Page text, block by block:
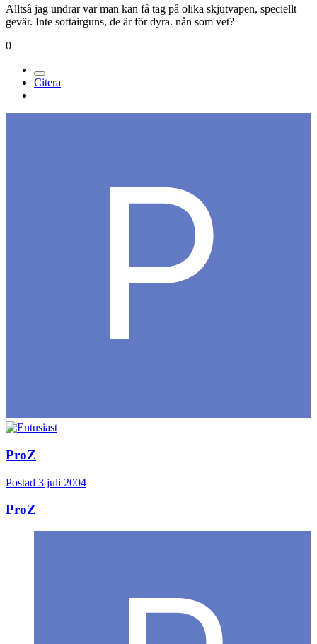
Alltså jag undrar var man kan få tag på olika skjutvapen, speciellt
gevär. Inte softairguns, de är för dyra. nån som vet?
0
Citera
ProZ
Postad 3 juli 2004
ProZ